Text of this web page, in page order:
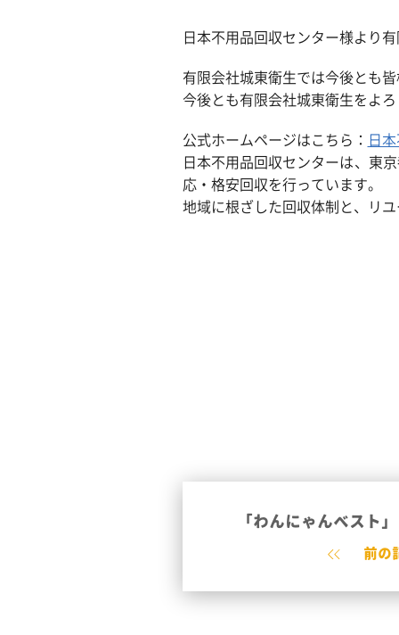
日本不用品回収センター様より
有限会社城東衛生では今後とも
今後とも有限会社城東衛生をよ
公式ホームページはこちら：
日
日本不用品回収センターは、東
応・格安回収を行っています。
地域に根ざした回収体制と、リ
「わんにゃんベスト
前の